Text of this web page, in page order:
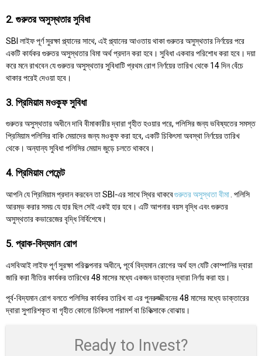
2. গুরুতর অসুস্থতার সুবিধা
SBI লাইফ পূর্ণ সুরক্ষা প্ল্যানের সাথে, এই প্ল্যানের আওতায় থাকা গুরুতর অসুস্থতার নির্ণয়ের পরে
একটি কার্যকর গুরুতর অসুস্থতার বিমা অর্থ প্রদান করা হবে। সুবিধা একবার পরিশোধ করা হবে। দয়া
করে মনে রাখবেন যে গুরুতর অসুস্থতার সুবিধাটি প্রথম রোগ নির্ণয়ের তারিখ থেকে 14 দিন বেঁচে
থাকার পরেই দেওয়া হবে।
3. প্রিমিয়াম মওকুফ সুবিধা
গুরুতর অসুস্থতার অধীনে দাবি বীমাকারীর দ্বারা গৃহীত হওয়ার পরে, পলিসির জন্য ভবিষ্যতের সমস্ত
প্রিমিয়াম পলিসির বাকি মেয়াদের জন্য মওকুফ করা হবে, একটি চিকিৎসা অবস্থা নির্ণয়ের তারিখ
থেকে। অন্যান্য সুবিধা পলিসির মেয়াদ জুড়ে চলতে থাকবে।
4. প্রিমিয়াম পেমেন্ট
আপনি যে প্রিমিয়াম প্রদান করবেন তা SBI-এর সাথে স্থির থাকবেগুরুতর অসুস্থতা বীমা. পলিসি
আরম্ভ করার সময় যে হার ছিল সেই একই হার হবে। এটি আপনার বয়স বৃদ্ধি এবং গুরুতর
অসুস্থতার কভারেজের বৃদ্ধি নির্বিশেষে।
5. প্রাক-বিদ্যমান রোগ
এসবিআই লাইফ পূর্ণ সুরক্ষা পরিকল্পনার অধীনে, পূর্বে বিদ্যমান রোগের অর্থ হল যেটি কোম্পানির দ্বারা
জারি করা নীতির কার্যকর তারিখের 48 মাসের মধ্যে একজন ডাক্তার দ্বারা নির্ণয় করা হয়।
পূর্ব-বিদ্যমান রোগ বলতে পলিসির কার্যকর তারিখ বা এর পুনরুজ্জীবনের 48 মাসের মধ্যে ডাক্তারের
দ্বারা সুপারিশকৃত বা গৃহীত কোনো চিকিৎসা পরামর্শ বা চিকিত্সাকে বোঝায়।
Ready to Invest?